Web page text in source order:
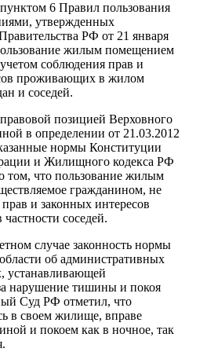
6 Правил пользования
утвержденных
РФ от 21 января
жилым помещением
соблюдения прав и
проживающих в жилом
и соседей.
позицией Верховного
в определении от 21.03.2012
нормы Конституции
и Жилищного кодекса РФ
том, что пользование жилым
гражданином, не
и законных интересов
соседей.
случае законность нормы
об административных
устанавливающей
нарушение тишины и покоя
Суд РФ отметил, что
в своем жилище, вправе
и покоем как в ночное, так